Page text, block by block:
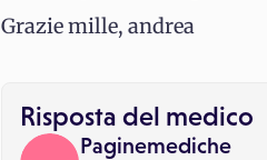
Grazie mille, andrea
Risposta del medico
Paginemediche